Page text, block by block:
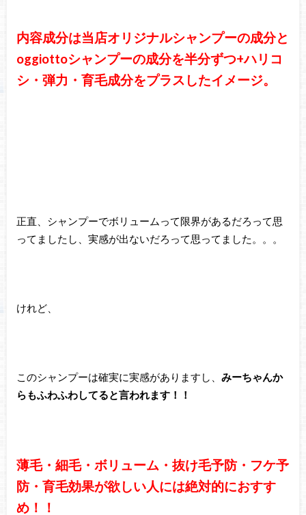
内容成分は当店オリジナルシャンプーの成分と
oggiottoシャンプーの成分を半分ずつ+ハリコ
シ・弾力・育毛成分をプラスしたイメージ。
正直、シャンプーでボリュームって限界があるだろって思
ってましたし、実感が出ないだろって思ってました。。。
けれど、
このシャンプーは確実に実感がありますし、 みーちゃんか
らもふわふわしてると言われます！！
薄毛・細毛・ボリューム・抜け毛予防・フケ予
防・育毛効果が欲しい人には絶対的におすす
め！！